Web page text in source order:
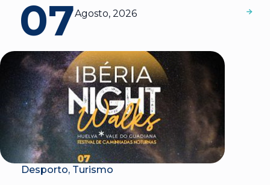
07Agosto, 2026
Desporto, Turismo